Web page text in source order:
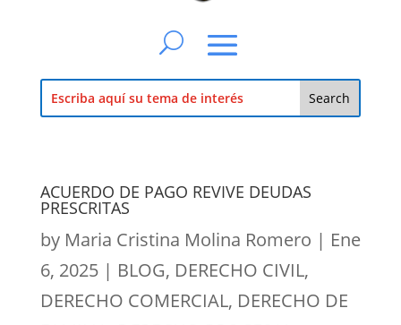
ACUERDO DE PAGO REVIVE DEUDAS
PRESCRITAS
by Maria Cristina Molina Romero | Ene
6, 2025| BLOG, DERECHO CIVIL,
DERECHO COMERCIAL, DERECHO DE